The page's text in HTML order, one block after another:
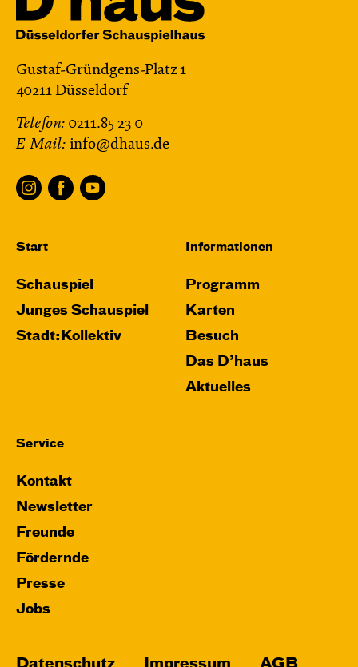
Gustaf-Gründgens-Platz 1
40211 Düsseldorf
Telefon: 0211.85 23 0
E-Mail: info@dhaus.de
Start
Schauspiel
Junges Schauspiel
Stadt:Kollektiv
Informationen
Programm
Karten
Besuch
Das D’haus
Aktuelles
Service
Kontakt
Newsletter
Freunde
Fördernde
Presse
Jobs